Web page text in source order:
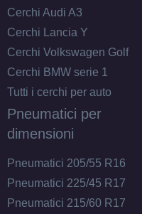
175/70 R14 84T M+S
DT1
Disponibile
Cerchi Audi A3
Cerchi Lancia Y
Cerchi Volkswagen Golf
Cerchi BMW serie 1
Tutti i cerchi per auto
Pneumatici per
dimensioni
Pneumatici 205/55 R16
Pneumatici 225/45 R17
Pneumatici 215/60 R17